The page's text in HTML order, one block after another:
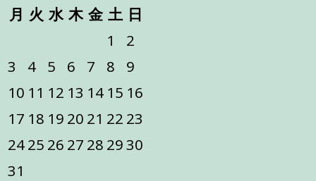
月 火 水 木 金 土 日
1
2
3
4 5 6 7 8
9
10 11 12 13 14 15 16
17 18 19 20 21 22 23
2425 26 27 28 2930
31